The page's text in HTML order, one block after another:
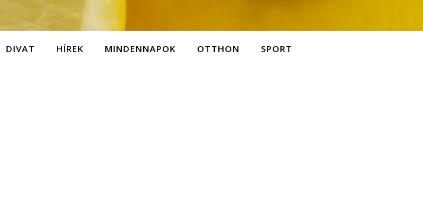
DIVAT HÍREK MINDENNAPOK OTTHON SPORT